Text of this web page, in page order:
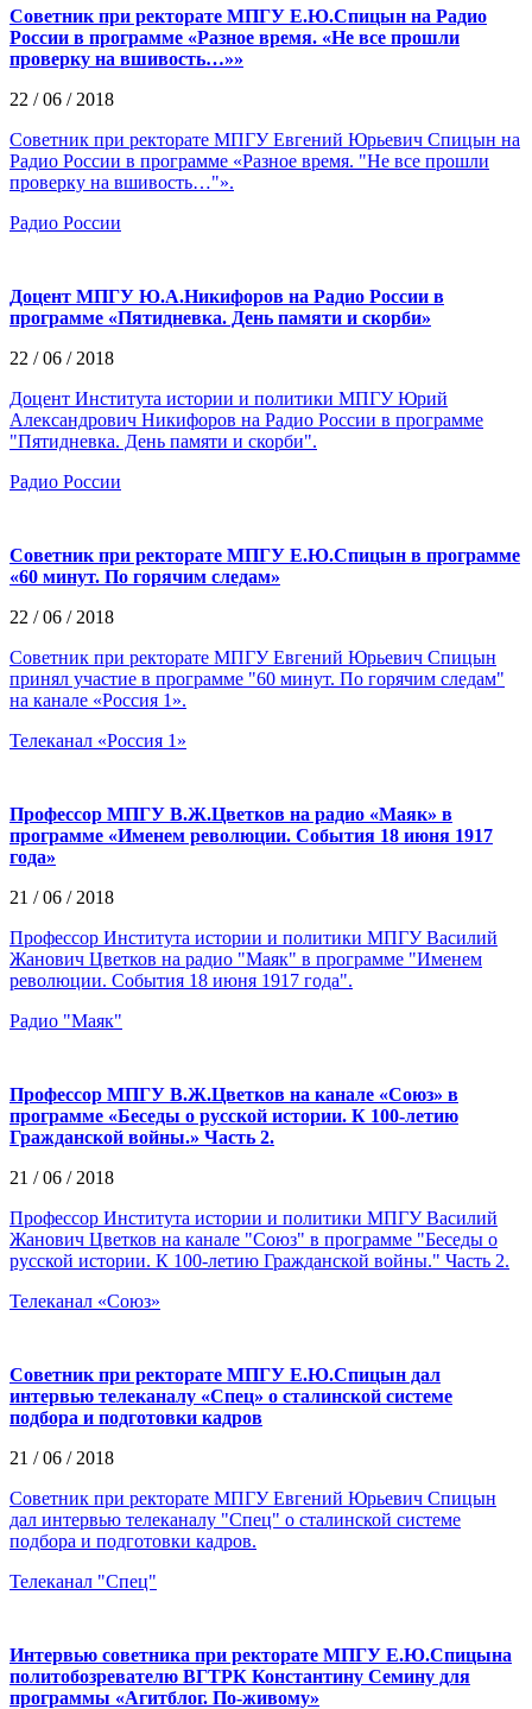
Советник при ректорате МПГУ Е.Ю.Спицын на Радио
России в программе «Разное время. «Не все прошли
проверку на вшивость…»»
22 / 06 / 2018
Советник при ректорате МПГУ Евгений Юрьевич Спицын на
Радио России в программе «Разное время. "Не все прошли
проверку на вшивость…"».
Радио России
Доцент МПГУ Ю.А.Никифоров на Радио России в
программе «Пятидневка. День памяти и скорби»
22 / 06 / 2018
Доцент Института истории и политики МПГУ Юрий
Александрович Никифоров на Радио России в программе
"Пятидневка. День памяти и скорби".
Радио России
Советник при ректорате МПГУ Е.Ю.Спицын в программе
«60 минут. По горячим следам»
22 / 06 / 2018
Советник при ректорате МПГУ Евгений Юрьевич Спицын
принял участие в программе "60 минут. По горячим следам"
на канале «Россия 1».
Телеканал «Россия 1»
Профессор МПГУ В.Ж.Цветков на радио «Маяк» в
программе «Именем революции. События 18 июня 1917
года»
21 / 06 / 2018
Профессор Института истории и политики МПГУ Василий
Жанович Цветков на радио "Маяк" в программе "Именем
революции. События 18 июня 1917 года".
Радио "Маяк"
Профессор МПГУ В.Ж.Цветков на канале «Союз» в
программе «Беседы о русской истории. К 100-летию
Гражданской войны.» Часть 2.
21 / 06 / 2018
Профессор Института истории и политики МПГУ Василий
Жанович Цветков на канале "Союз" в программе "Беседы о
русской истории. К 100-летию Гражданской войны." Часть 2.
Телеканал «Союз»
Советник при ректорате МПГУ Е.Ю.Спицын дал
интервью телеканалу «Спец» о сталинской системе
подбора и подготовки кадров
21 / 06 / 2018
Советник при ректорате МПГУ Евгений Юрьевич Спицын
дал интервью телеканалу "Спец" о сталинской системе
подбора и подготовки кадров.
Телеканал "Спец"
Интервью советника при ректорате МПГУ Е.Ю.Спицына
политобозревателю ВГТРК Константину Семину для
программы «Агитблог. По-живому»